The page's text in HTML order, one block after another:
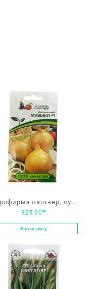
партнер, лук
«Музыка F1»
925.00₸
В корзину